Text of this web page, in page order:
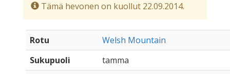
Tämä hevonen on kuollut 22.09.2014.
Rotu
Welsh Mountain
Sukupuoli
tamma